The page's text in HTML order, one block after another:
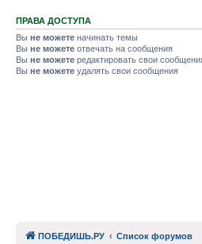
ПРАВА ДОСТУПА
Вы не можете начинать темы
Вы не можете отвечать на сообщения
Вы не можете редактировать свои
Вы не можете удалять свои сообщения
ПОБЕДИШЬ.РУ Список форумов